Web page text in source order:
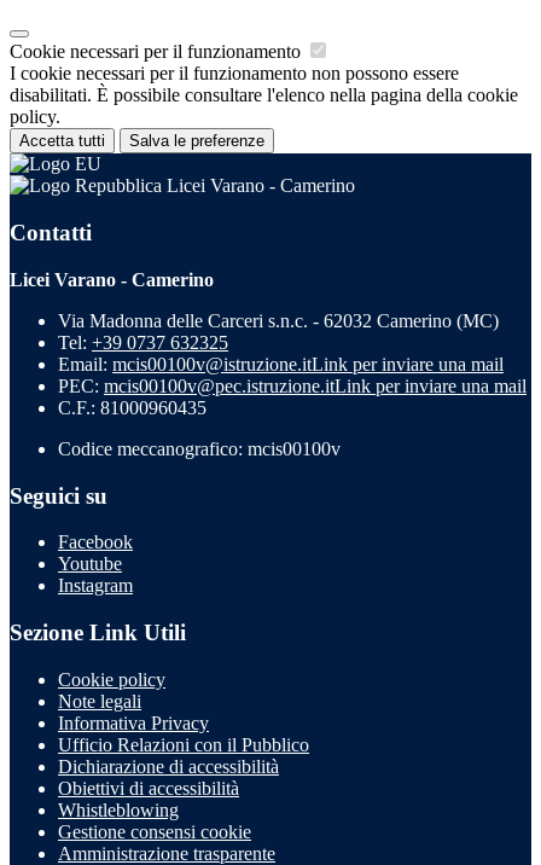
Cookie necessari per il funzionamento
I cookie necessari per il funzionamento non possono essere
disabilitati. È possibile consultare l'elenco nella pagina della cookie
policy.
Accetta tutti Salva le preferenze
Licei Varano - Camerino
Contatti
Licei Varano - Camerino
Via Madonna delle Carceri s.n.c. - 62032 Camerino (MC)
Tel: +39 0737 632325
Email: mcis00100v@istruzione.itLink per inviare una mail
PEC: mcis00100v@pec.istruzione.itLink per inviare una mail
C.F.: 81000960435
Codice meccanografico: mcis00100v
Seguici su
Facebook
Youtube
Instagram
Sezione Link Utili
Cookie policy
Note legali
Informativa Privacy
Ufficio Relazioni con il Pubblico
Dichiarazione di accessibilità
Obiettivi di accessibilità
Whistleblowing
Gestione consensi cookie
Amministrazione trasparente